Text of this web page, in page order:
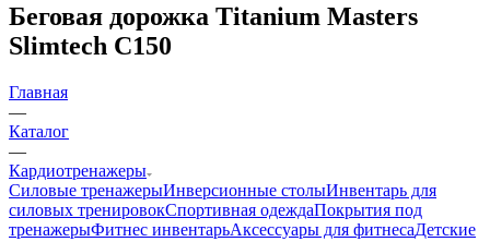
Беговая дорожка Titanium Masters
Slimtech C150
Главная
—
Каталог
—
Кардиотренажеры
Силовые тренажерыИнверсионные столыИнвентарь для
силовых тренировокСпортивная одеждаПокрытия под
тренажерыФитнес инвентарьАксессуары для фитнесаДетские